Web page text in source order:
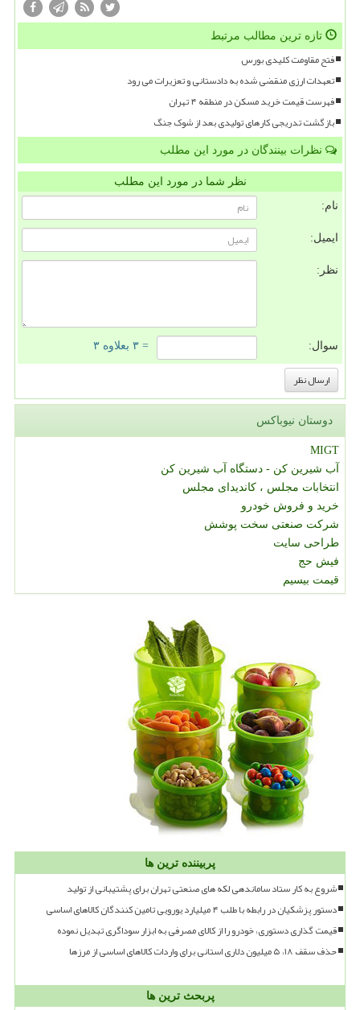
تازه ترین مطالب مرتبط
فتح مقاومت کلیدی بورس
تعهدات ارزی منقضی شده به دادستانی و تعزیرات می رود
فهرست قیمت خرید مسکن در منطقه ۴ تهران
بازگشت تدریجی کارهای تولیدی بعد از شوک جنگ
نظرات بینندگان در مورد این مطلب
نظر شما در مورد این مطلب
نام:
ایمیل:
نظر:
سوال: = ۳ بعلاوه ۳
دوستان نیوباکس
MIGT
آب شیرین کن - دستگاه آب شیرین کن
انتخابات مجلس ، کاندیدای مجلس
خرید و فروش خودرو
شرکت صنعتی سخت پوشش
طراحی سایت
فیش حج
قیمت بیسیم
پربیننده ترین ها
شروع به کار ستاد ساماندهی لکه های صنعتی تهران برای پشتیبانی از تولید
دستور پزشکیان در رابطه با طلب ۴ میلیارد یورویی تامین کنندگان کالاهای اساسی
قیمت گذاری دستوری، خودرو را از کالای مصرفی به ابزار سوداگری تبدیل نموده
حذف سقف ۱۸، ۵ میلیون دلاری استانی برای واردات کالاهای اساسی از مرزها
پربحث ترین ها